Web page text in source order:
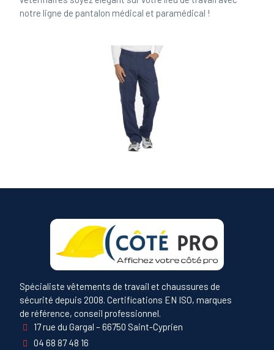
notre ligne de pantalon médical et paramédical !
Spécialiste vêtements de travail et chaussures de
sécurité depuis 2008. Certifications EN ISO, marques
de référence, conseil professionnel.
17 rue du Gargal – 66750 Saint-Cyprien
04 68 87 48 16